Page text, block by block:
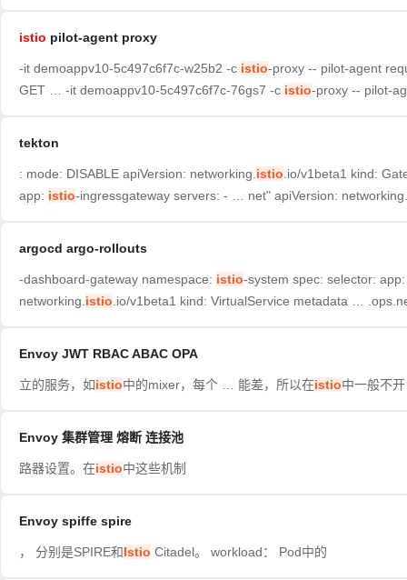
istio pilot-agent proxy
-it demoappv10-5c497c6f7c-w25b2 -c istio-proxy -- pilot-agent
GET … -it demoappv10-5c497c6f7c-76gs7 -c istio-proxy -- pilot-
tekton
: mode: DISABLE apiVersion: networking. istio .io/v1beta1 kind:
app: istio-ingressgateway servers: - … net" apiVersion: networking.
argocd argo-rollouts
-dashboard-gateway namespace: istio-system spec: selector:
networking. istio .io/v1beta1 kind: VirtualService metadata …
Envoy JWT RBAC ABAC OPA
立的服务，如istio中的mixer，每个 … 能差，所以在istio中一般不开
Envoy 集群管理 熔断 连接池
路器设置。在istio中这些机制
Envoy spiffe spire
， 分别是SPIRE和Istio Citadel。 workload： Pod中的